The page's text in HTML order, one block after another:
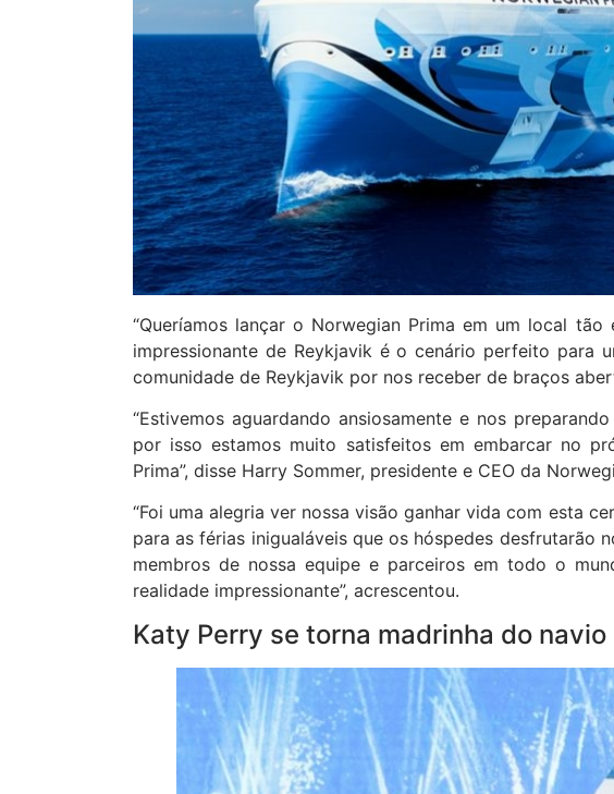
“Queríamos lançar o Norwegian Prima em um local
impressionante de Reykjavik é o cenário perfeito para
comunidade de Reykjavik por nos receber de braços
“Estivemos aguardando ansiosamente e nos
por isso estamos muito satisfeitos em embarcar no
Prima”, disse Harry Sommer, presidente e CEO da
“Foi uma alegria ver nossa visão ganhar vida com esta
para as férias inigualáveis que os hóspedes desfrutarão
membros de nossa equipe e parceiros em todo o
realidade impressionante”, acrescentou.
Katy Perry se torna madrinha do navio